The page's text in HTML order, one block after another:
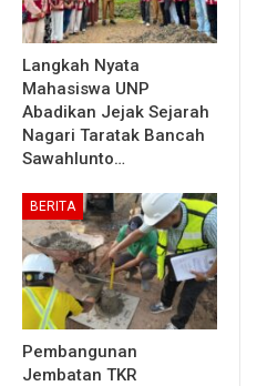
Langkah Nyata
Mahasiswa UNP
Abadikan Jejak Sejarah
Nagari Taratak Bancah
Sawahlunto…
BERITA
Pembangunan
Jembatan TKR